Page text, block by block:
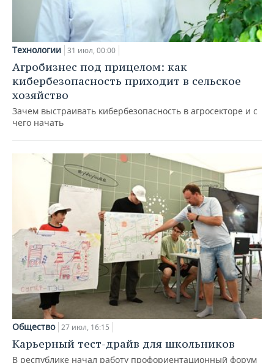
Технологии 31 июл, 00:00
Агробизнес под прицелом: как
кибербезопасность приходит в сельское
хозяйство
Зачем выстраивать кибербезопасность в агросекторе и с
чего начать
Общество 27 июл, 16:15
Карьерный тест-драйв для школьников
В республике начал работу профориентационный форум